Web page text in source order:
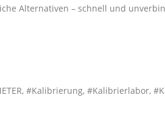
Alternativen – schnell und
#Kalibrierung,